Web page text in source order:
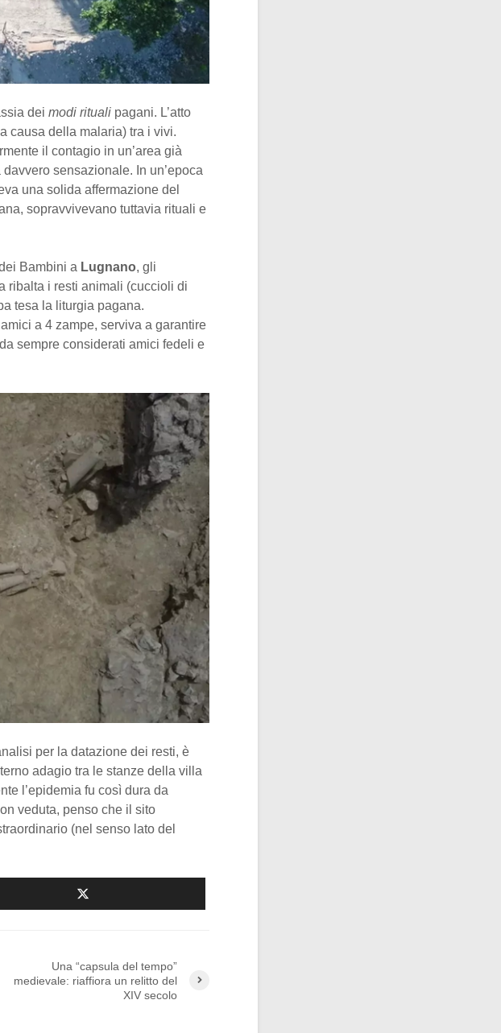
dei modi rituali pagani. L’atto
causa della malaria) tra i vivi.
il contagio in un’area già
sensazionale. In un’epoca
una solida affermazione del
sopravvivevano tuttavia rituali e
Bambini a Lugnano, gli
ribalta i resti animali (cuccioli di
tesa la liturgia pagana.
a 4 zampe, serviva a garantire
sempre considerati amici fedeli e
per la datazione dei resti, è
adagio tra le stanze della villa
l’epidemia fu così dura da
veduta, penso che il sito
(nel senso lato del
Una “capsula del tempo”
medievale: riaffiora un relitto del
XIV secolo